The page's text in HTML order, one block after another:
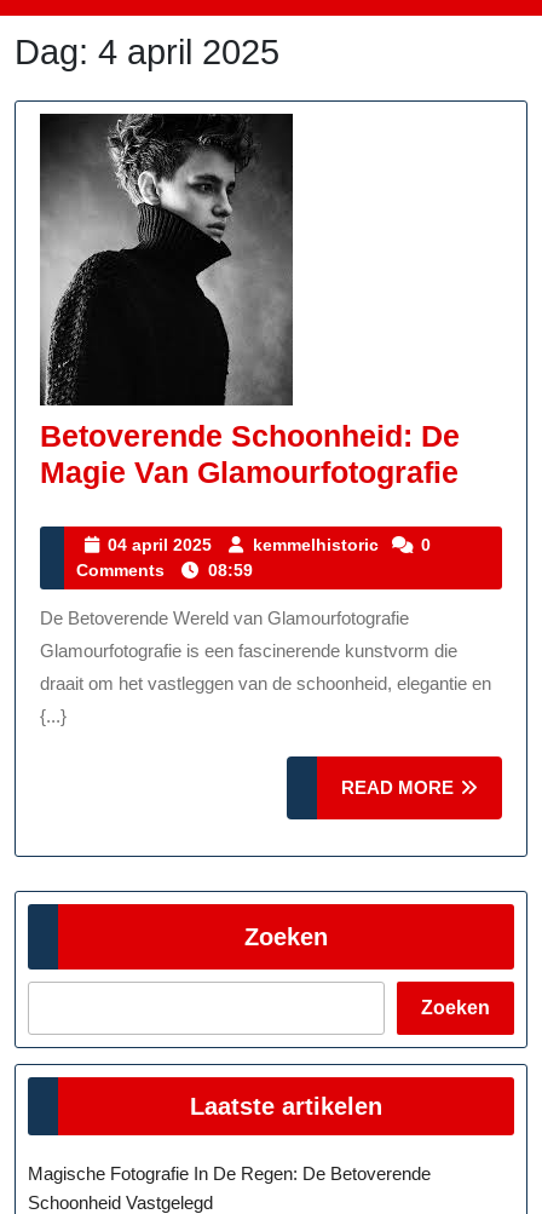
Dag: 4 april 2025
Betoverende Schoonheid: De
Magie Van Glamourfotografie
Magie
04 april 2025
04
april
2025
kemmelhistoric kemmelhistoric
0
Comments
08:59
De Betoverende Wereld van Glamourfotografie
Glamourfotografie is een fascinerende kunstvorm die
draait om het vastleggen van de schoonheid, elegantie en
{...}
READ MORE
MORE
Zoeken
Zoeken
Laatste artikelen
Magische Fotografie In De Regen: De Betoverende
Schoonheid Vastgelegd